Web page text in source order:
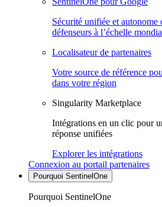
Sécurité unifiée et
défenseurs à l’échelle
Localisateur de partenaires
Votre source de référence
dans votre région
Singularity Marketplace
Intégrations en un clic pour
réponse unifiées
Explorer les intégrations
Connexion au portail partenaires
Pourquoi SentinelOne
Pourquoi SentinelOne